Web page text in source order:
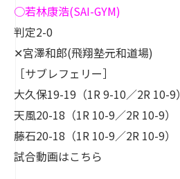
○若林康浩(SAI-GYM)
判定2-0
✕宮澤和郎(飛翔塾元和道場)
［サブレフェリー］
大久保19-19（1R 9-10／2R 10-9）
天風20-18（1R 10-9／2R 10-9）
藤石20-18（1R 10-9／2R 10-9）
試合動画はこちら